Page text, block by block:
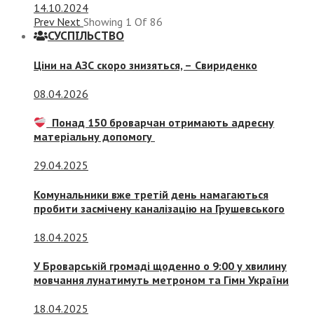
14.10.2024
Prev Next Showing 1 Of 86
СУСПIЛЬСТВО
Ціни на АЗС скоро знизяться, – Свириденко
08.04.2026
Понад 150 броварчан отримають адресну
матеріальну допомогу
29.04.2025
Комунальники вже третій день намагаються
пробити засмічену каналізацію на Грушевського
18.04.2025
У Броварській громаді щоденно о 9:00 у хвилину
мовчання лунатимуть метроном та Гімн України
18.04.2025